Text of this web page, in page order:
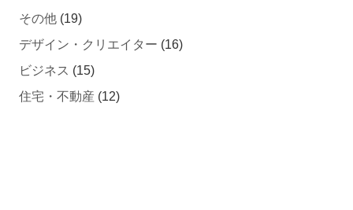
その他 (19)
デザイン・クリエイター (16)
ビジネス (15)
住宅・不動産 (12)